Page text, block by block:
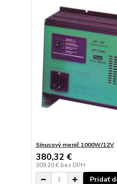
Sínusový menič 1000W/12V
380,32 €
309,20 € bez DPH
Pridať